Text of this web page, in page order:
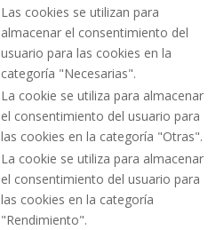
Las cookies se utilizan para
almacenar el consentimiento del
usuario para las cookies en la
categoría "Necesarias".
La cookie se utiliza para almacenar
el consentimiento del usuario para
las cookies en la categoría "Otras".
La cookie se utiliza para almacenar
el consentimiento del usuario para
las cookies en la categoría
"Rendimiento".